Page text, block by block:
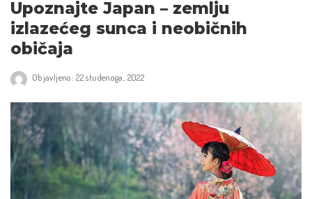
Upoznajte Japan – zemlju
izlazećeg sunca i neobičnih
običaja
Objavljeno: 22 studenoga, 2022